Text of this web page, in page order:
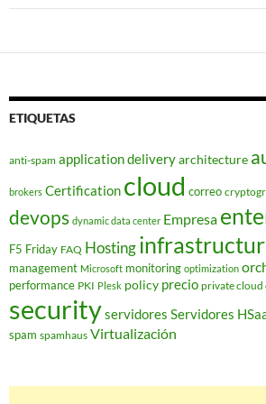
ETIQUETAS
anti-spam application deliveryarchitecture
brokers Certification cloud correo
devops dynamic data center Empresa
F5 Friday FAQ Hosting
management Microsoft monitoring optimization
performance PKI Plesk policy precio private
securityservidores Servidores
spam spamhaus Virtualización